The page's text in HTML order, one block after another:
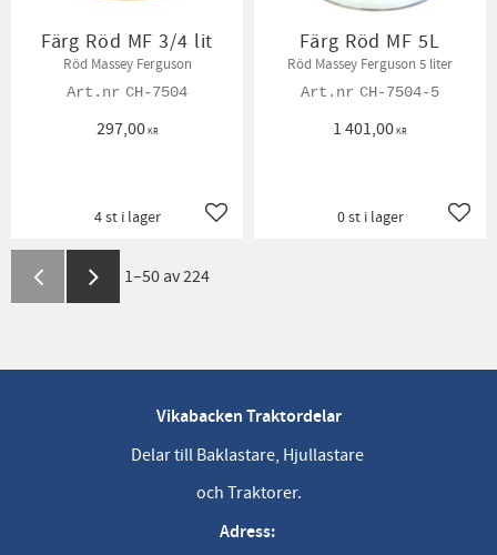
Färg Röd MF 3/4 lit
Röd Massey Ferguson
CH-7504
297,00KR
Lägg till i favoriter
4 st i lager
Färg Röd MF 5L
Röd Massey Ferguson 5 liter
CH-7504-5
1 401,00KR
0 st i lager
1–50 av224
Vikabacken Traktordelar
Delar till Baklastare, Hjullastare
och Traktorer.
Adress: